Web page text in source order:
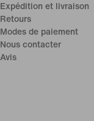
Expédition et livraison
Retours
Modes de paiement
Nous contacter
Avis